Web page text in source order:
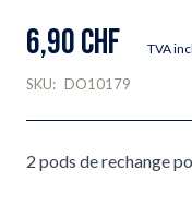
6,90 CHF TVA
SKU: DO10179
2 pods de rechange